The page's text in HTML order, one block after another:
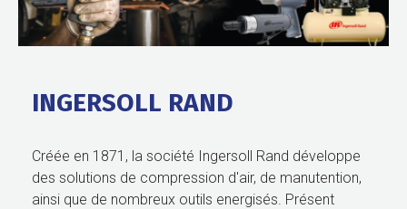
INGERSOLL RAND
Créée en 1871, la société Ingersoll Rand développe
des solutions de compression d'air, de manutention,
ainsi que de nombreux outils energisés. Présent